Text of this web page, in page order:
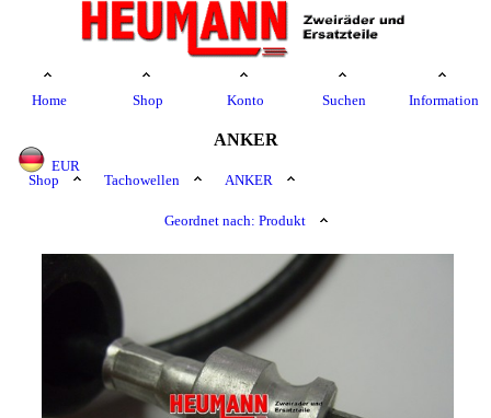
Home Shop Konto Suchen Information
EUR
ANKER
Shop Tachowellen ANKER
Geordnet nach: Produkt